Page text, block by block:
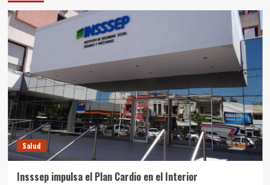
Salud
Insssep impulsa el Plan Cardio en el Interior